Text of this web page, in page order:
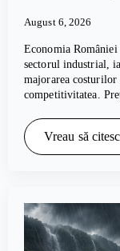
August 6, 2026
Economia României
sectorul industrial,
majorarea costurilor
competitivitatea.
Vreau să citesc